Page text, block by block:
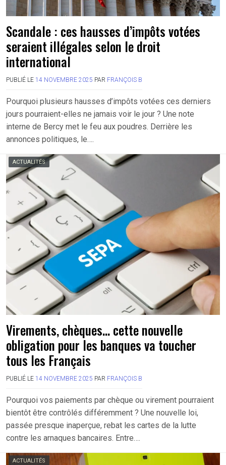
Scandale : ces hausses d’impôts votées
seraient illégales selon le droit
international
PUBLIÉ LE 14 NOVEMBRE 2025 PAR FRANÇOIS B
Pourquoi plusieurs hausses d’impôts votées ces derniers
jours pourraient-elles ne jamais voir le jour ? Une note
interne de Bercy met le feu aux poudres. Derrière les
annonces politiques, le….
ACTUALITÉS
Virements, chèques… cette nouvelle
obligation pour les banques va toucher
tous les Français
PUBLIÉ LE 14 NOVEMBRE 2025 PAR FRANÇOIS B
Pourquoi vos paiements par chèque ou virement pourraient
bientôt être contrôlés différemment ? Une nouvelle loi,
passée presque inaperçue, rebat les cartes de la lutte
contre les arnaques bancaires. Entre….
ACTUALITÉS